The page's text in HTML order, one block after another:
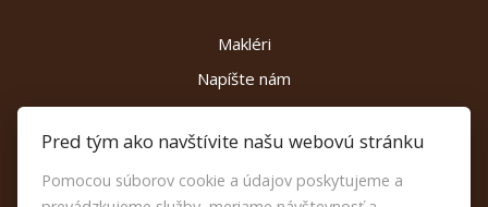
Makléri
Napíšte nám
Kontakt
Reklamačný poriadok
Etický kódex
Pred tým ako navštívite našu webovú stránku
Pomocou súborov cookie a údajov poskytujeme a